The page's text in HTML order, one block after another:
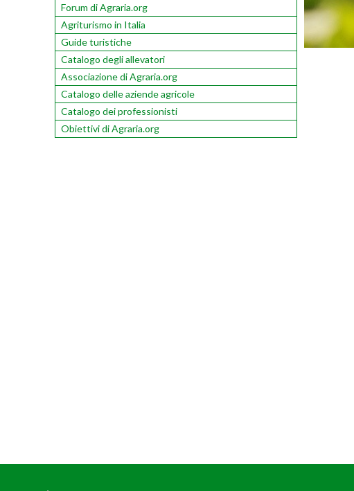
Forum di Agraria.org
Agriturismo in Italia
Guide turistiche
Catalogo degli allevatori
Associazione di Agraria.org
Catalogo delle aziende agricole
Catalogo dei professionisti
Obiettivi di Agraria.org